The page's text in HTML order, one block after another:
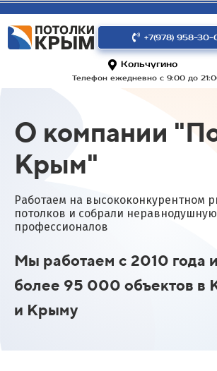
+7(978) 958-30-
Кольчугино
Телефон ежедневно с 9:00 до
О компании
Крым"
Работаем на высококонкурентном
потолков и собрали
профессионалов
Мы работаем с 2010 года
более 95 000 объектов в
и Крыму